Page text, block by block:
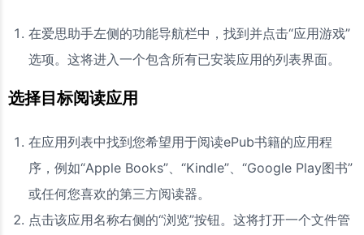
在爱思助手左侧的功能导航栏中，找到并点击“应用游戏”
选项。这将进入一个包含所有已安装应用的列表界面。
选择目标阅读应用
在应用列表中找到您希望用于阅读ePub书籍的应用程
序，例如“Apple Books”、“Kindle”、“Google Play图书”
或任何您喜欢的第三方阅读器。
点击该应用名称右侧的“浏览”按钮。这将打开一个文件管